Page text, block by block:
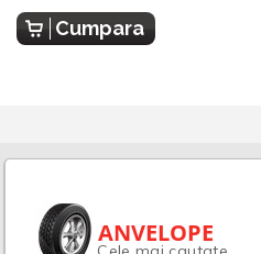
Cumpara
ANVELOPE